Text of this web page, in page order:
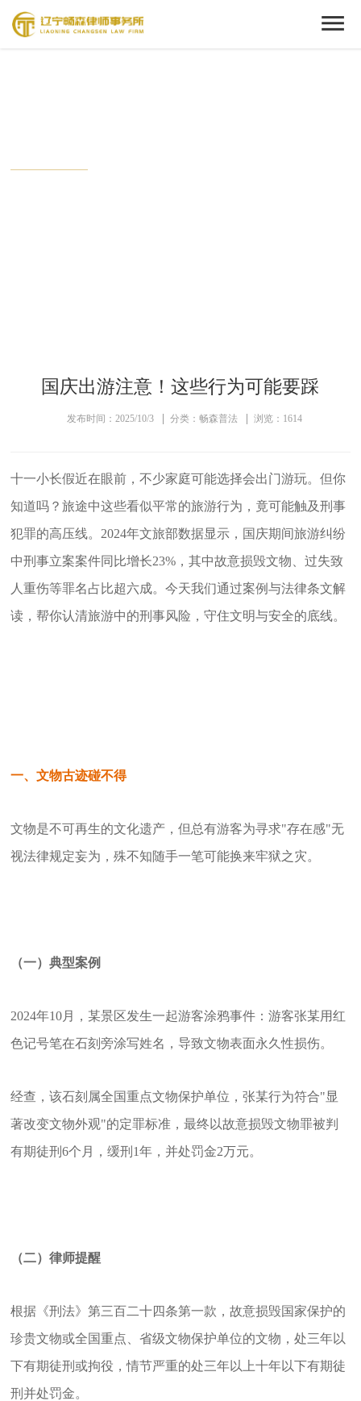
国庆出游注意！这些行为可能要踩
发布时间：2025/10/3 分类：畅森普法 浏览：1614
十一小长假近在眼前，不少家庭可能选择会出门游玩。但你
知道吗？旅途中这些看似平常的旅游行为，竟可能触及刑事
犯罪的高压线。 2024年文旅部数据显示，国庆期间旅游纠纷
中刑事立案案件同比增长23%，其中故意损毁文物、过失致
人重伤等罪名占比超六成。今天我们通过案例与法律条文解
读，帮你认清旅游中的刑事风险，守住文明与安全的底线。
一、文物古迹碰不得
文物是不可再生的文化遗产，但总有游客为寻求"存在感"无
视法律规定妄为，殊不知随手一笔可能换来牢狱之灾。
（一）典型案例
2024年10月，某景区发生一起游客涂鸦事件：游客张某用红
色记号笔在石刻旁涂写姓名，导致文物表面永久性损伤。
经查，该石刻属全国重点文物保护单位，张某行为符合"显
著改变文物外观"的定罪标准，最终以故意损毁文物罪被判
有期徒刑6个月，缓刑1年，并处罚金2万元。
（二）律师提醒
根据《刑法》第三百二十四条第一款，故意损毁国家保护的
珍贵文物或全国重点、省级文物保护单位的文物，处三年以
下有期徒刑或拘役，情节严重的处三年以上十年以下有期徒
刑并处罚金。